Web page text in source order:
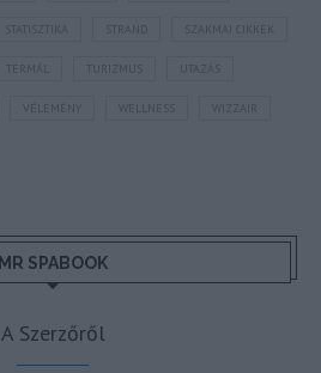
STATISZTIKA STRAND SZAKMAI CIKKEK
TERMÁL TURIZMUS UTAZÁS
WIZZAIR
MR SPABOOK
A Szerzőről